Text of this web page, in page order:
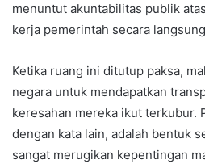
menuntut akuntabilitas publik
kerja pemerintah secara
Ketika ruang ini ditutup paksa,
negara untuk mendapatkan
keresahan mereka ikut terkubur.
dengan kata lain, adalah bentuk
sangat merugikan kepentingan